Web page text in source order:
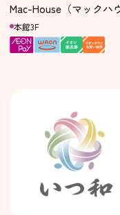
Mac-House（マックハ
本館3F